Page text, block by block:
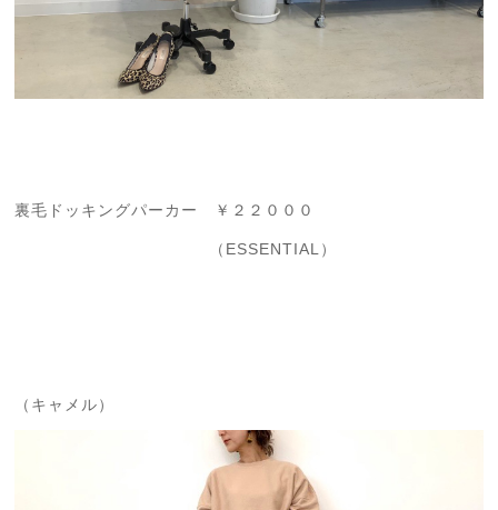
裏毛ドッキングパーカー ￥２２０００
（ESSENTIAL）
（キャメル）